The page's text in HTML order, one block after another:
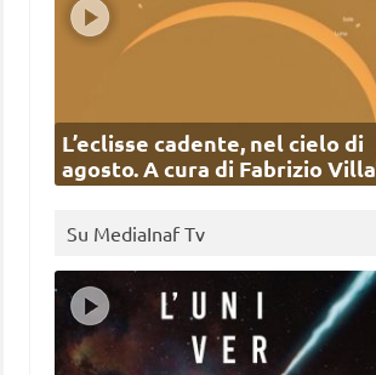
L’eclisse cadente, nel cielo di
agosto. A cura di Fabrizio Villa
Su MediaInaf Tv